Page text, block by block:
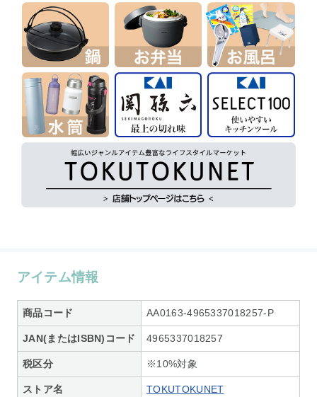
アイテム情報
商品コード AA0163-4965337018257-P
JAN(またはISBN)コード 4965337018257
税区分 ※10%対象
ストア名 TOKUTOKUNET